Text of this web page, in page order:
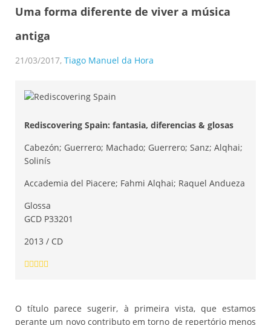
Uma forma diferente de viver a música
antiga
21/03/2017, Tiago Manuel da Hora
Rediscovering Spain: fantasia, diferencias & glosas
Cabezón; Guerrero; Machado; Guerrero; Sanz; Alqhai;
Solinís
Accademia del Piacere; Fahmi Alqhai; Raquel Andueza
Glossa
GCD P33201
2013 / CD
O título parece sugerir, à primeira vista, que estamos
perante um novo contributo em torno de repertório menos